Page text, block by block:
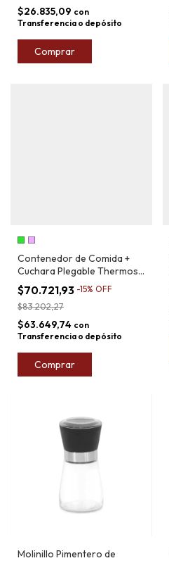
$26.835,09 con
Transferencia o depósito
Contenedor de Comida +
Cuchara Plegable Thermos
FUNtainer F311 470ml
$70.721,93 -15% OFF
$83.202,27
$63.649,74 con
Transferencia o depósito
Comprar
Molinillo Pimentero de